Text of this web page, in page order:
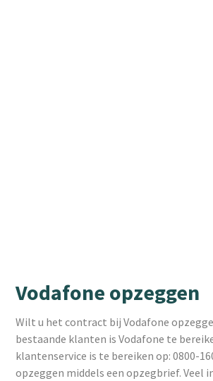
Vodafone opzeggen
Wilt u het contract bij Vodafone
bestaande klanten is Vodafone te
klantenservice is te bereiken op: 0800-
opzeggen middels een opzegbrief. Veel